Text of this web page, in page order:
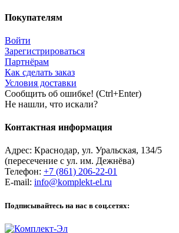
Покупателям
Войти
Зарегистрироваться
Партнёрам
Как сделать заказ
Условия доставки
Сообщить об ошибке! (Ctrl+Enter)
Не нашли, что искали?
Контактная информация
Адрес: Краснодар, ул. Уральская, 134/5
(пересечение с ул. им. Дежнёва)
Телефон: +7 (861) 206-22-01
E-mail: info@komplekt-el.ru
Подписывайтесь на нас в соц.сетях: